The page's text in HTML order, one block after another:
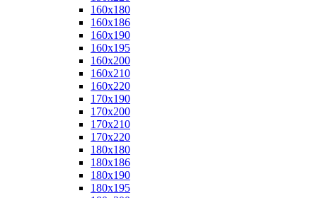
160x180
160x186
160x190
160x195
160x200
160x210
160x220
170x190
170x200
170x210
170x220
180x180
180x186
180x190
180x195